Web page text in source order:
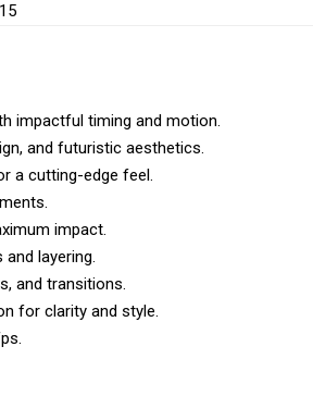
impactful timing and motion.
and futuristic aesthetics.
a cutting-edge feel.
impact.
layering.
and transitions.
for clarity and style.